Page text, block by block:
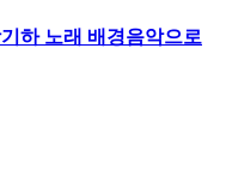
하 노래 배경음악으로